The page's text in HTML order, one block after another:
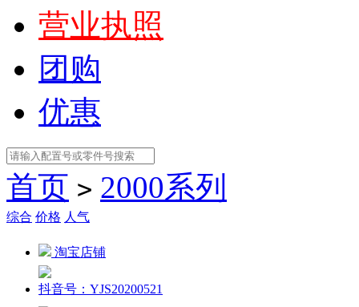
营业执照
团购
优惠
首页 > 2000系列
综合 价格 人气
淘宝店铺
抖音号：YJS20200521